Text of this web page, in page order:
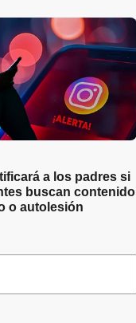
a los padres si
buscan contenido
o autolesión